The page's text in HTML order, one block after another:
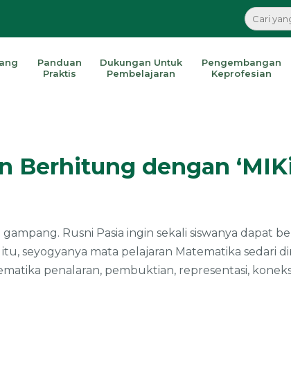
Panduan
Praktis
Dukungan Untuk
Pembelajaran
Pengembangan
Keprofesian
Berhitung dengan
gampang. Rusni Pasia ingin sekali siswanya dapat
seyogyanya mata pelajaran Matematika sedari
penalaran, pembuktian, representasi,